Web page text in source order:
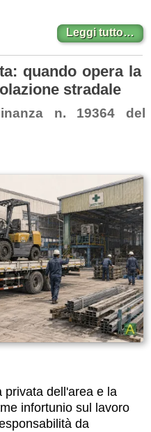
Leggi tutto…
quando opera la
stradale
n. 19364 del
privata dell'area e la
infortunio sul lavoro
da